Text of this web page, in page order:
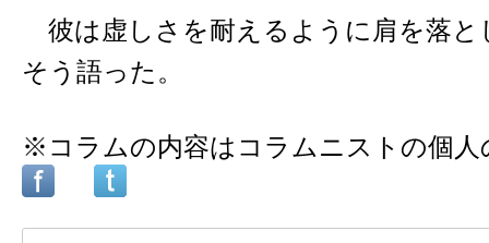
彼は虚しさを耐えるように肩を落と
そう語った。
※コラムの内容はコラムニストの個人